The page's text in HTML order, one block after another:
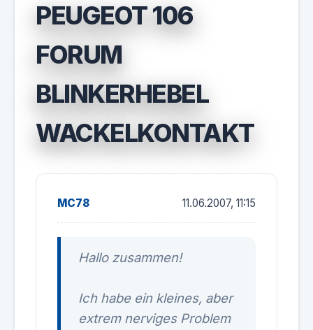
PEUGEOT 106
FORUM
BLINKERHEBEL
WACKELKONTAKT
MC78 11.06.2007, 11:15
Hallo zusammen!
Ich habe ein kleines, aber
extrem nerviges Problem